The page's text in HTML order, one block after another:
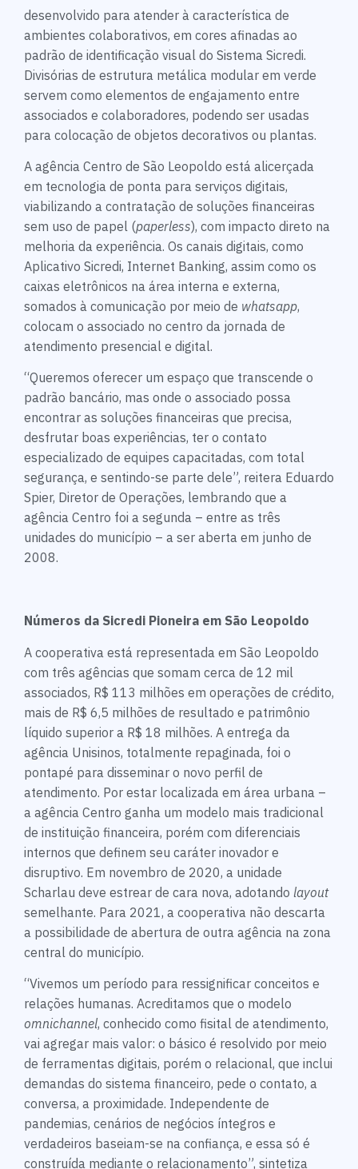
desenvolvido para atender à característica de
ambientes colaborativos, em cores afinadas ao
padrão de identificação visual do Sistema Sicredi.
Divisórias de estrutura metálica modular em verde
servem como elementos de engajamento entre
associados e colaboradores, podendo ser usadas
para colocação de objetos decorativos ou plantas.
A agência Centro de São Leopoldo está alicerçada
em tecnologia de ponta para serviços digitais,
viabilizando a contratação de soluções financeiras
sem uso de papel (paperless), com impacto direto na
melhoria da experiência. Os canais digitais, como
Aplicativo Sicredi, Internet Banking, assim como os
caixas eletrônicos na área interna e externa,
somados à comunicação por meio de whatsapp,
colocam o associado no centro da jornada de
atendimento presencial e digital.
“Queremos oferecer um espaço que transcende o
padrão bancário, mas onde o associado possa
encontrar as soluções financeiras que precisa,
desfrutar boas experiências, ter o contato
especializado de equipes capacitadas, com total
segurança, e sentindo-se parte dele”, reitera Eduardo
Spier, Diretor de Operações, lembrando que a
agência Centro foi a segunda – entre as três
unidades do município – a ser aberta em junho de
2008.
Números da Sicredi Pioneira em São Leopoldo
A cooperativa está representada em São Leopoldo
com três agências que somam cerca de 12 mil
associados, R$ 113 milhões em operações de crédito,
mais de R$ 6,5 milhões de resultado e patrimônio
líquido superior a R$ 18 milhões. A entrega da
agência Unisinos, totalmente repaginada, foi o
pontapé para disseminar o novo perfil de
atendimento. Por estar localizada em área urbana –
a agência Centro ganha um modelo mais tradicional
de instituição financeira, porém com diferenciais
internos que definem seu caráter inovador e
disruptivo. Em novembro de 2020, a unidade
Scharlau deve estrear de cara nova, adotando layout
semelhante. Para 2021, a cooperativa não descarta
a possibilidade de abertura de outra agência na zona
central do município.
“Vivemos um período para ressignificar conceitos e
relações humanas. Acreditamos que o modelo
omnichannel, conhecido como fisital de atendimento,
vai agregar mais valor: o básico é resolvido por meio
de ferramentas digitais, porém o relacional, que inclui
demandas do sistema financeiro, pede o contato, a
conversa, a proximidade. Independente de
pandemias, cenários de negócios íntegros e
verdadeiros baseiam-se na confiança, e essa só é
construída mediante o relacionamento”, sintetiza